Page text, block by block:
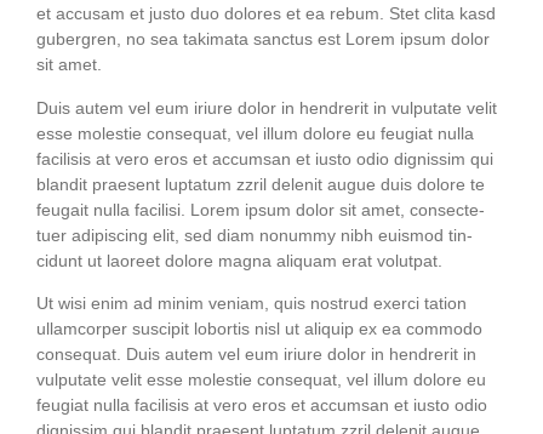
et accu­sam et jus­to duo dolo­res et ea rebum. Stet cli­ta kasd
guber­gren, no sea taki­ma­ta sanc­tus est Lorem ipsum dolor
sit amet.
Duis autem vel eum iri­ure dolor in hendre­rit in vul­pu­ta­te velit
esse moles­tie con­se­quat, vel illum dolo­re eu feu­gi­at nulla
faci­li­sis at vero eros et accum­san et ius­to odio dig­nis­sim qui
blan­dit prae­sent lupt­a­tum zzril dele­nit augue duis dolo­re te
feu­gait nulla faci­li­si. Lorem ipsum dolor sit amet, con­sec­te­
tuer adi­pi­scing elit, sed diam nonum­my nibh euis­mod tin­
cidunt ut lao­reet dolo­re magna ali­quam erat volutpat.
Ut wisi enim ad minim veniam, quis nostrud exer­ci tati­on
ullam­cor­per sus­ci­pit lob­or­tis nisl ut ali­quip ex ea com­mo­do
con­se­quat. Duis autem vel eum iri­ure dolor in hendre­rit in
vul­pu­ta­te velit esse moles­tie con­se­quat, vel illum dolo­re eu
feu­gi­at nulla faci­li­sis at vero eros et accum­san et ius­to odio